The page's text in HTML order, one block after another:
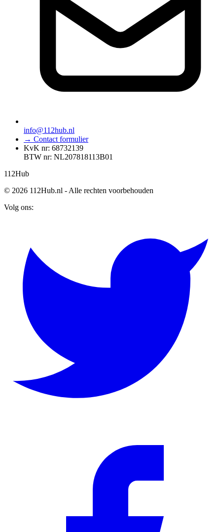
info@112hub.nl
→ Contact formulier
KvK nr: 68732139
BTW nr: NL207818113B01
112Hub
© 2026 112Hub.nl - Alle rechten voorbehouden
Volg ons: